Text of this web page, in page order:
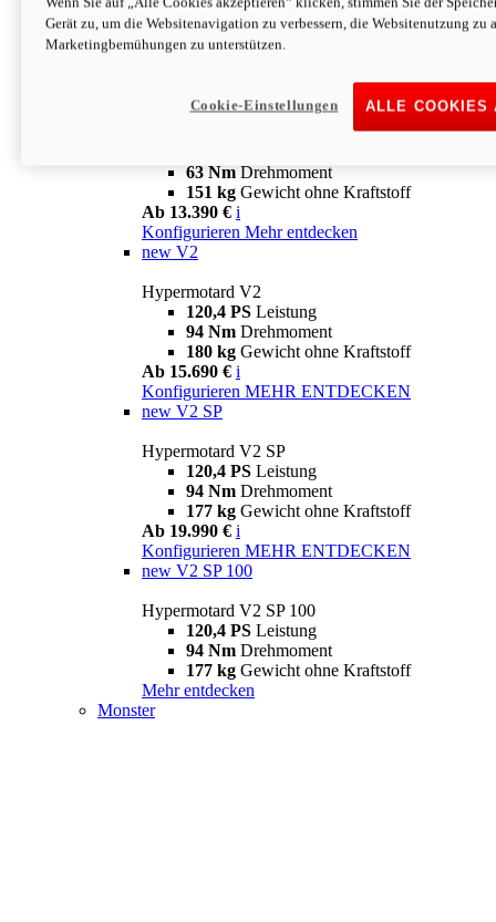
63 NmDrehmoment
151 kgGewicht ohne Kraftstoff
Ab 13.890 € i
63 Nm Drehmoment
151 kg Gewicht ohne Kraftstoff
Ab 13.390 € i
Konfigurieren Mehr entdecken
new V2
Hypermotard V2
120,4 PS Leistung
94 Nm Drehmoment
180 kg Gewicht ohne Kraftstoff
Ab 15.690 € i
Konfigurieren MEHR ENTDECKEN
new V2 SP
Hypermotard V2 SP
120,4 PS Leistung
94 Nm Drehmoment
177 kg Gewicht ohne Kraftstoff
Ab 19.990 € i
Konfigurieren MEHR ENTDECKEN
new V2 SP 100
Hypermotard V2 SP 100
120,4 PS Leistung
94 Nm Drehmoment
177 kg Gewicht ohne Kraftstoff
Mehr entdecken
Monster
Gerät zu, um die Websitenavigation zu verbessern, die Websitenutzung zu
Marketingbemühungen zu unterstützen.
ALLE COOKIES
Cookie-Einstellungen